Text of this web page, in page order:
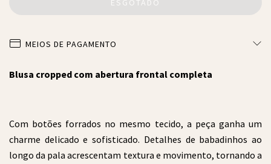
MEIOS DE PAGAMENTO
Blusa cropped com abertura frontal completa
Com botões forrados no mesmo tecido, a peça ganha um
charme delicado e sofisticado. Detalhes de babadinhos ao
longo da pala acrescentam textura e movimento, tornando a